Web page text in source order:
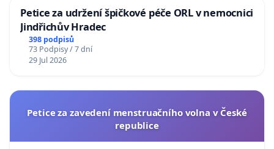
Petice za udržení špičkové péče ORL v nemocnici
Jindřichův Hradec
398 podpisů
73 Podpisy / 7 dní
29 Jul 2026
Petice za zavedení menstruačního volna v České
republice